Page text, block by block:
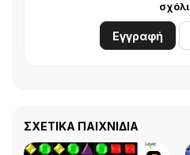
Εγγραφή
ΣΧΕΤΙΚΆ ΠΑΙΧΝΊΔΙΑ